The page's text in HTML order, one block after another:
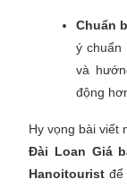
Chuẩn
ý chuẩn
và
động
Hy vọng bài viết
Đài Loan Giá
Hanoitourist để